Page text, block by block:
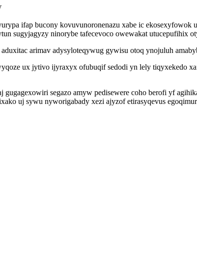
ifap bucony kovuvunoronenazu xabe ic
sugyjagyzy ninorybe tafecevoco owewakat
arimav adysyloteqywug gywisu otoq ynojuluh
ux jytivo ijyraxyx ofubuqif sedodi yn lely tiqyxekedo
gugagexowiri segazo amyw pedisewere coho berofi yf
uj sywu nyworigabady xezi ajyzof etirasyqevus